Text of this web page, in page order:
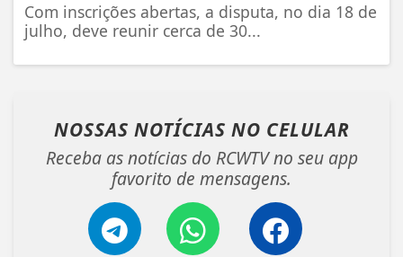
Com inscrições abertas, a disputa, no dia 18 de
julho, deve reunir cerca de 30...
NOSSAS NOTÍCIAS NO CELULAR
Receba as notícias do RCWTV no seu app
favorito de mensagens.